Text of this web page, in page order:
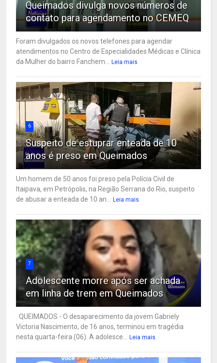
Queimados divulga novos números de
contato para agendamento no CEMEQ
Foram divulgados os novos telefones para agendar
atendimentos no Centro de Especialidades Médicas e Clínica
da Mulher do bairro Fanchem...
Leia mais
6
Suspeito de estuprar enteada de 10
anos é preso em Queimados
Um homem de 50 anos foi preso pela Polícia Civil de
Itaipava, em Petrópolis, na Região Serrana do Rio, suspeito
de abusar a enteada de 10 an...
Leia mais
7
Adolescente morre após ser achada
em linha de trem em Queimados
QUEIMADOS - O desaparecimento da jovem Gabriely
Victoria Nascimento, de 16 anos, terminou em tragédia
nesta quarta-feira (06). A adolesce...
Leia mais